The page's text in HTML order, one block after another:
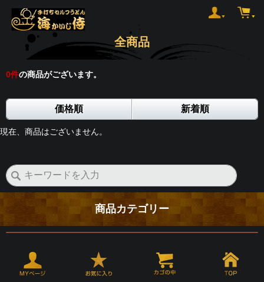
全商品
0件の商品がございます。
価格順 新着順
現在、商品はございません。
商品カテゴリー